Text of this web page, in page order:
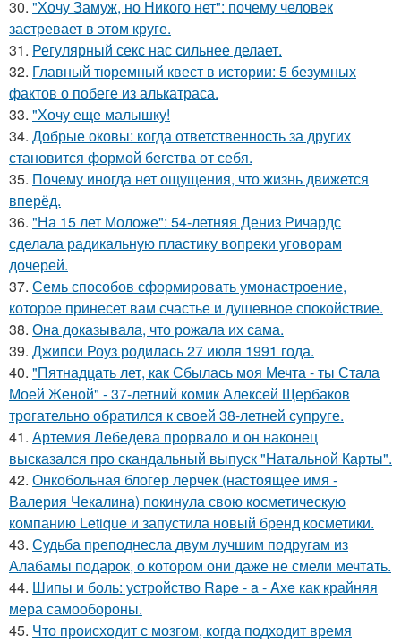
30. "Хочу Замуж, но Никого нет": почему человек
застревает в этом круге.
31. Регулярный секс нас сильнее делает.
32. Главный тюремный квест в истории: 5 безумных
фактов о побеге из алькатраса.
33. "Хочу еще малышку!
34. Добрые оковы: когда ответственность за других
становится формой бегства от себя.
35. Почему иногда нет ощущения, что жизнь движется
вперёд.
36. "На 15 лет Моложе": 54-летняя Дениз Ричардс
сделала радикальную пластику вопреки уговорам
дочерей.
37. Семь способов сформировать умонастроение,
которое принесет вам счастье и душевное спокойствие.
38. Она доказывала, что рожала их сама.
39. Джипси Роуз родилась 27 июля 1991 года.
40. "Пятнадцать лет, как Сбылась моя Мечта - ты Стала
Моей Женой" - 37-летний комик Алексей Щербаков
трогательно обратился к своей 38-летней супруге.
41. Артемия Лебедева прорвало и он наконец
высказался про скандальный выпуск "Натальной Карты".
42. Онкобольная блогер лерчек (настоящее имя -
Валерия Чекалина) покинула свою косметическую
компанию Letique и запустила новый бренд косметики.
43. Судьба преподнесла двум лучшим подругам из
Алабамы подарок, о котором они даже не смели мечтать.
44. Шипы и боль: устройство Rape - a - Axe как крайняя
мера самообороны.
45. Что происходит с мозгом, когда подходит время